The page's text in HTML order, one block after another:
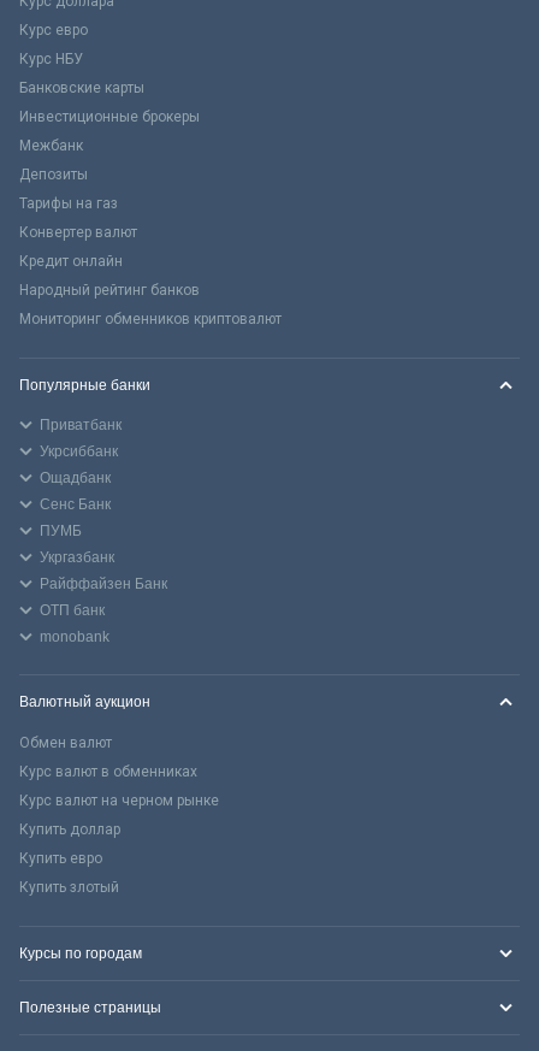
Курс евро
Курс НБУ
Банковские карты
Инвестиционные брокеры
Межбанк
Депозиты
Тарифы на газ
Конвертер валют
Кредит онлайн
Народный рейтинг банков
Мониторинг обменников криптовалют
Популярные банки
Приватбанк
Укрсиббанк
Ощадбанк
Сенс Банк
ПУМБ
Укргазбанк
Райффайзен Банк
ОТП банк
monobank
Валютный аукцион
Обмен валют
Курс валют в обменниках
Курс валют на черном рынке
Купить доллар
Купить евро
Купить злотый
Курсы по городам
Полезные страницы